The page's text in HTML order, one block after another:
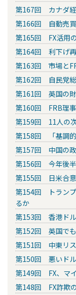
第167回 カナダ
第166回 自動売買
第165回 FX活用
第164回 利下げ再
第163回 市場と
第162回 自民党
第161回 英国の
第160回 FRB理
第159回 11人の
第158回 「基調的
第157回 中国の
第156回 今年後
第155回 日米合意
第154回 トランプ
るか
第153回 香港ド
第152回 英国で
第151回 中東リス
第150回 悪いド
第149回 FX、マ
第148回 FX詐欺